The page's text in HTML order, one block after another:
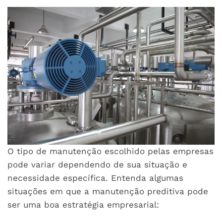
O tipo de manutenção escolhido pelas empresas
pode variar dependendo de sua situação e
necessidade específica. Entenda algumas
situações em que a manutenção preditiva pode
ser uma boa estratégia empresarial: